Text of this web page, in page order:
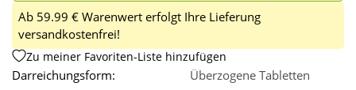
Ab 59.99 € Warenwert erfolgt Ihre Lieferung
versandkostenfrei!
Zu meiner Favoriten-Liste hinzufügen
Darreichungsform:
Überzogene Tabletten